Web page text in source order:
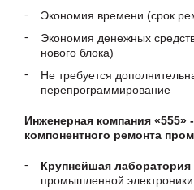
Экономия времени (срок
Экономия денежных
нового блока)
Не требуется
перепрограммирование
Инженерная компания «555»
компонентного ремонта
Крупнейшая лаборатория
промышленной